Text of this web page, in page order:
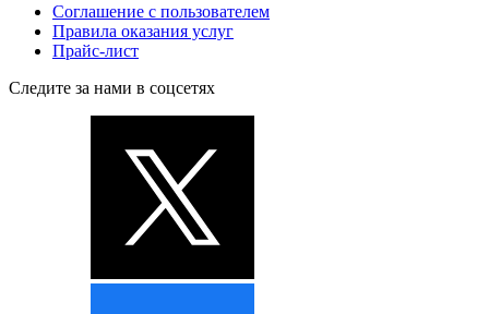
Соглашение с пользователем
Правила оказания услуг
Прайс-лист
Следите за нами в соцсетях